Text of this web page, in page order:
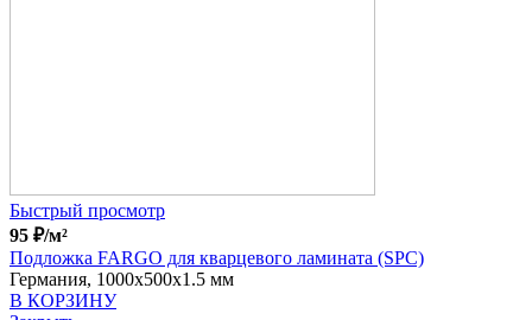
Быстрый просмотр
95 ₽/м²
Подложка FARGO для кварцевого ламината (SPC)
Германия, 1000x500x1.5 мм
В КОРЗИНУ